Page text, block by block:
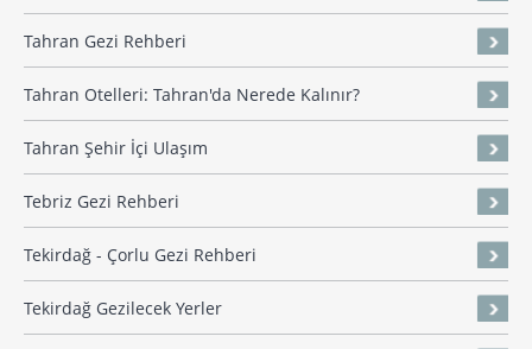
Tahran Gezi Rehberi
Tahran Otelleri: Tahran'da Nerede Kalınır?
Tahran Şehir İçi Ulaşım
Tebriz Gezi Rehberi
Tekirdağ - Çorlu Gezi Rehberi
Tekirdağ Gezilecek Yerler